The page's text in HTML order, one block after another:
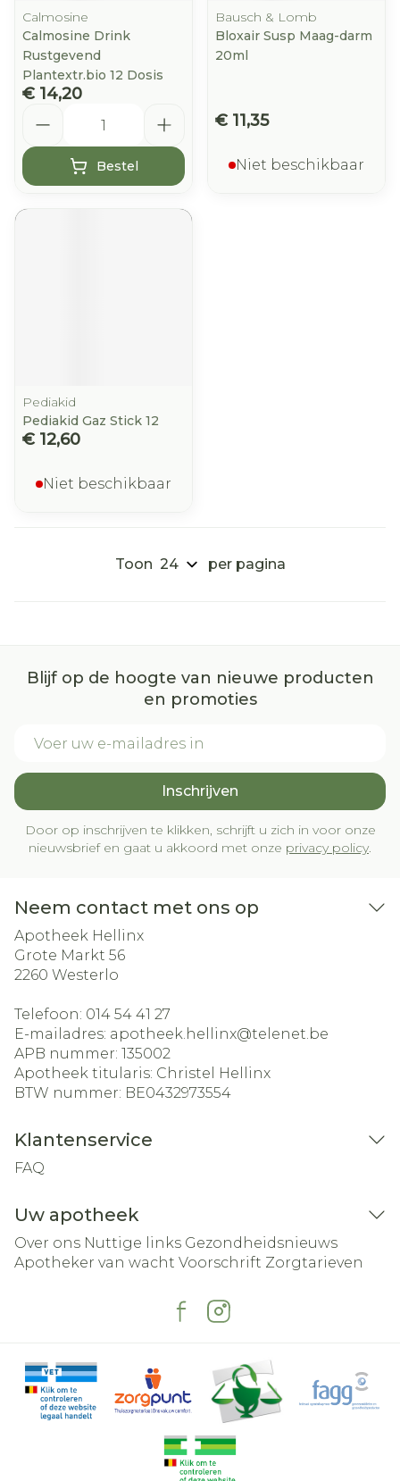
Calmosine
Calmosine Drink
Rustgevend
Plantextr.bio 12 Dosis
€ 14,20
Bestel
Bausch & Lomb
Bloxair Susp Maag-darm
20ml
€ 11,35
Niet beschikbaar
Pediakid
Pediakid Gaz Stick 12
€ 12,60
Niet beschikbaar
Toon per pagina
Blijf op de hoogte van nieuwe producten
en promoties
Inschrijven
Door op inschrijven te klikken, schrijft u zich in voor onze
nieuwsbrief en gaat u akkoord met onze privacy policy.
Neem contact met ons op
Apotheek Hellinx
Grote Markt 56
2260 Westerlo
Telefoon: 014 54 41 27
E-mailadres: apotheek.hellinx@telenet.be
APB nummer: 135002
Apotheek titularis: Christel Hellinx
BTW nummer: BE0432973554
Klantenservice
FAQ
Uw apotheek
Over ons Nuttige links Gezondheidsnieuws
Apotheker van wacht Voorschrift Zorgtarieven